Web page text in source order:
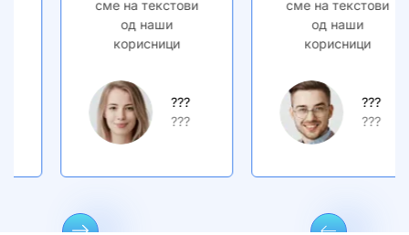
сме на текстови
од наши
корисници
???
???
сме на текстови
од наши
корисници
???
???